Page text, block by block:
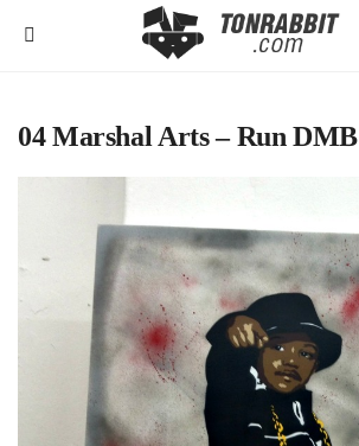
04 Marshal Arts – Run DMB